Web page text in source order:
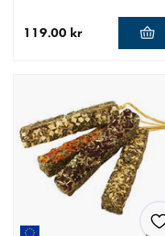
119.00 kr